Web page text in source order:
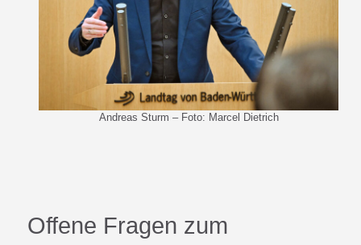
Andreas Sturm – Foto: Marcel Dietrich
Offene Fragen zum